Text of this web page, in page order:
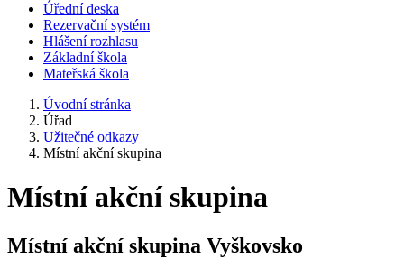
Úřední deska
Rezervační systém
Hlášení rozhlasu
Základní škola
Mateřská škola
Úvodní stránka
Úřad
Užitečné odkazy
Místní akční skupina
Místní akční skupina
Místní akční skupina Vyškovsko